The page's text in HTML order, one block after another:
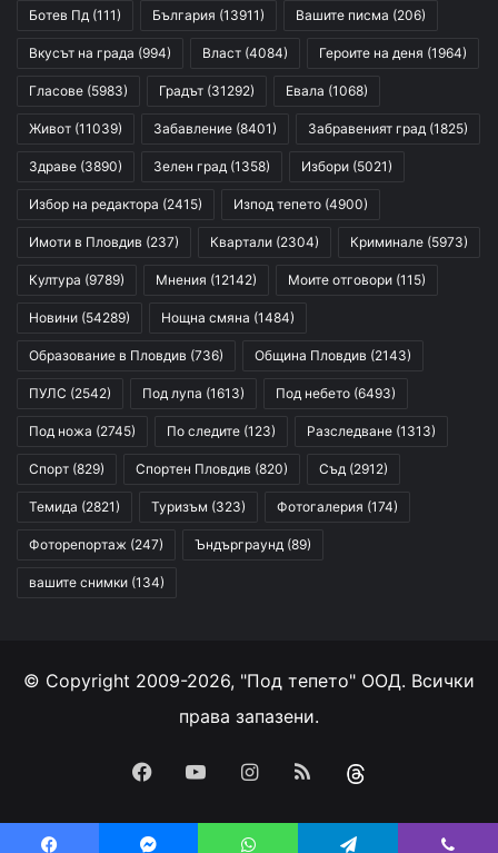
Ботев Пд (111) България (13911) Вашите писма (206)
Вкусът на града (994) Власт (4084) Героите на деня (1964)
Гласове (5983) Градът (31292) Евала (1068)
Живот (11039) Забавление (8401) Забравеният град (1825)
Здраве (3890) Зелен град (1358) Избори (5021)
Избор на редактора (2415) Изпод тепето (4900)
Имоти в Пловдив (237) Квартали (2304) Криминале (5973)
Култура (9789) Мнения (12142) Моите отговори (115)
Новини (54289) Нощна смяна (1484)
Образование в Пловдив (736) Община Пловдив (2143)
ПУЛС (2542) Под лупа (1613) Под небето (6493)
Под ножа (2745) По следите (123) Разследване (1313)
Спорт (829) Спортен Пловдив (820) Съд (2912)
Темида (2821) Туризъм (323) Фотогалерия (174)
Фоторепортаж (247) Ъндърграунд (89)
вашите снимки (134)
© Copyright 2009-2026, "Под тепето" ООД. Всички
права запазени.
Facebook
YouTubeInstagram
RSS